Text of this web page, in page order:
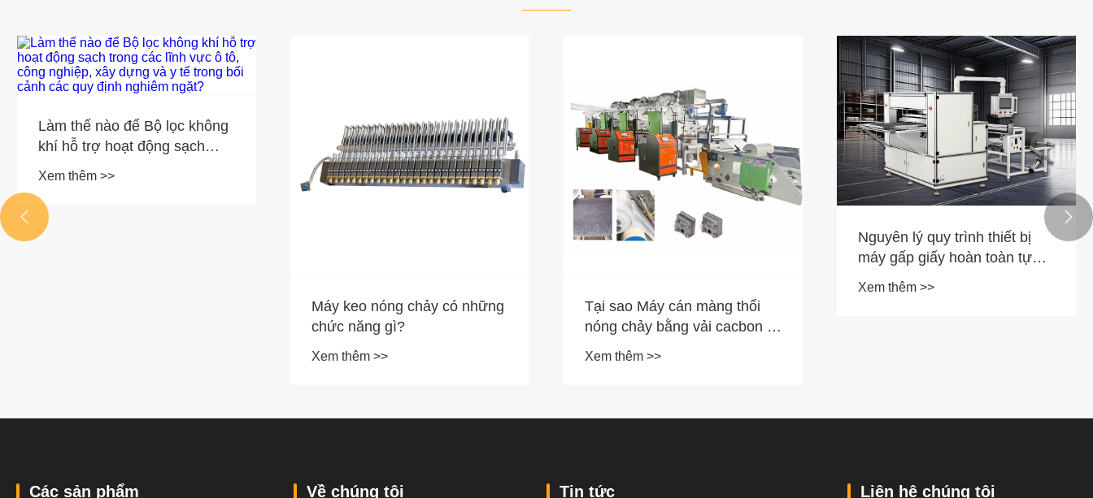
Làm thế nào để Bộ lọc không
khí hỗ trợ hoạt động sạch
trong các lĩnh vực ô tô, công
trong bối cảnh các quy định
nghiêm ngặt?
Xem thêm >>
Máy keo nóng chảy có những
chức năng gì?
Xem thêm >>
Tại sao Máy cán màng thổi
nóng chảy bằng vải cacbon lại
là công cụ thay đổi cuộc chơi
Xem thêm >>
Nguyên lý quy trình thiết bị
máy gấp giấy hoàn toàn tự
động
Xem thêm >>
 
Các sản phẩm Về chúng tôi Tin tức Liên hệ chúng tôi